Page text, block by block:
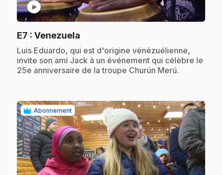
play_circle
E7 : Venezuela
.Luis Eduardo, qui est d'origine vénézuélienne,
invite son ami Jack à un événement qui célèbre le
25e anniversaire de la troupe Churún Merú.
Abonnement